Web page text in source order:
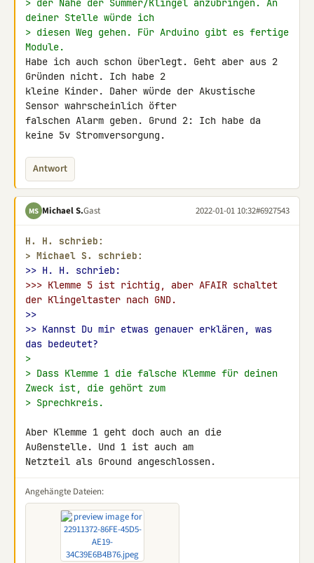
> der Nähe der Summer/Klingel anzubringen. An
deiner Stelle würde ich
> diesen Weg gehen. Für Arduino gibt es fertige
Module.
Habe ich auch schon überlegt. Geht aber aus 2
Gründen nicht. Ich habe 2
kleine Kinder. Daher würde der Akustische
Sensor wahrscheinlich öfter
falschen Alarm geben. Grund 2: Ich habe da
keine 5v Stromversorgung.
Antwort
MS Michael S.Gast 2022-01-01 10:32#6927543
H. H. schrieb:
> Michael S. schrieb:
>> H. H. schrieb:
>>> Klemme 5 ist richtig, aber AFAIR schaltet
der Klingeltaster nach GND.
>>
>> Kannst Du mir etwas genauer erklären, was
das bedeutet?
>
> Dass Klemme 1 die falsche Klemme für deinen
Zweck ist, die gehört zum
> Sprechkreis.
Aber Klemme 1 geht doch auch an die
Außenstelle. Und 1 ist auch am
Netzteil als Ground angeschlossen.
Angehängte Dateien: